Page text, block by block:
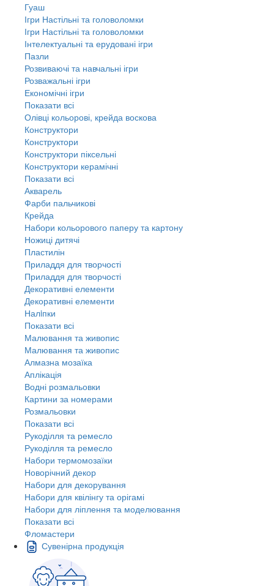
Гуаш
Ігри Настільні та головоломки
Ігри Настільні та головоломки
Інтелектуальні та ерудовані ігри
Пазли
Розвиваючі та навчальні ігри
Розважальні ігри
Економічні ігри
Показати всі
Олівці кольорові, крейда воскова
Конструктори
Конструктори
Конструктори піксельні
Конструктори керамічні
Показати всі
Акварель
Фарби пальчикові
Крейда
Набори кольорового паперу та картону
Ножиці дитячі
Пластилін
Приладдя для творчості
Приладдя для творчості
Декоративні елементи
Декоративні елементи
Налiпки
Показати всі
Малювання та живопис
Малювання та живопис
Алмазна мозаїка
Аплікація
Водні розмальовки
Картини за номерами
Розмальовки
Показати всі
Рукоділля та ремесло
Рукоділля та ремесло
Набори термомозаїки
Новорічний декор
Набори для декорування
Набори для квілінгу та орігамі
Набори для ліплення та моделювання
Показати всі
Фломастери
Сувенірна продукція